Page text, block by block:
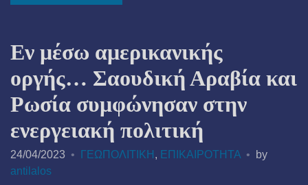
Εν μέσω αμερικανικής
οργής… Σαουδική Αραβία και
Ρωσία συμφώνησαν στην
ενεργειακή πολιτική
24/04/2023 ΓΕΩΠΟΛΙΤΙΚΗ , ΕΠΙΚΑΙΡΟΤΗΤΑ
by
antilalos